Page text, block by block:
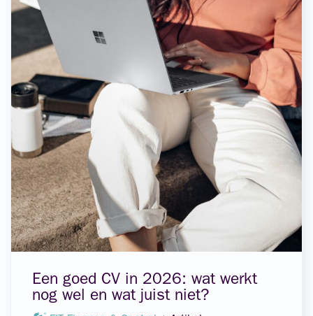
Een goed CV in 2026: wat werkt
nog wel en wat juist niet?